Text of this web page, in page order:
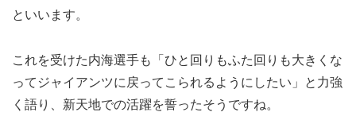
といいます。
これを受けた内海選手も「ひと回りもふた回りも大きくな
ってジャイアンツに戻ってこられるようにしたい」と力強
く語り、新天地での活躍を誓ったそうですね。